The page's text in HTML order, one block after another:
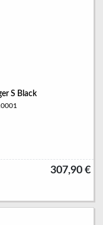
S Black
307,90 €